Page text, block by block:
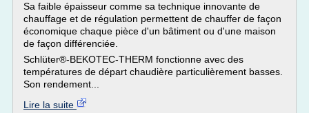
Sa faible épaisseur comme sa technique innovante de
chauffage et de régulation permettent de chauffer de façon
économique chaque pièce d'un bâtiment ou d'une maison
de façon différenciée.
Schlüter®-BEKOTEC-THERM fonctionne avec des
températures de départ chaudière particulièrement basses.
Son rendement...
Lire la suite